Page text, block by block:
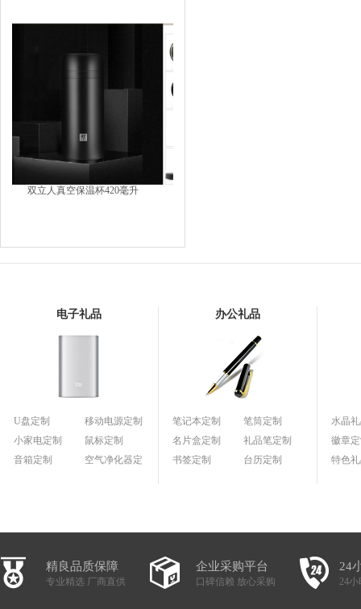
双立人真空保温杯420毫升
电子礼品
U盘定制
移动电源定制
小家电定制
鼠标定制
音箱定制
空气净化器定
办公礼品
笔记本定制
笔筒定制
名片盒定制
礼品笔定制
书签定制
台历定制
水晶
徽章
特色
精良品质保障
专业精选 厂商直供
企业采购平台
口碑信赖 放心采购
24
24